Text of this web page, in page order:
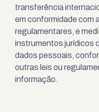
transferência
em conformidade com
regulamentares, e
instrumentos jurídicos
dados pessoais,
outras leis ou
informação.